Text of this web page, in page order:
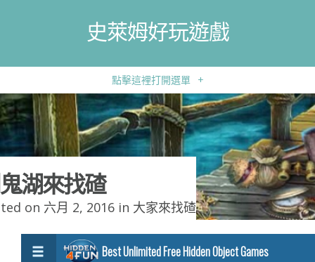
史萊姆好玩遊戲
點擊這裡打開選單 +
湖來找碴
on 六月 2, 2016 in 大家來找碴